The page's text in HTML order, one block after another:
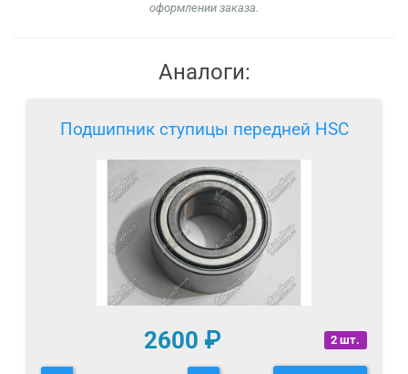
оформлении заказа.
Аналоги:
Подшипник ступицы передней HSC
2 шт.
2600 ₽